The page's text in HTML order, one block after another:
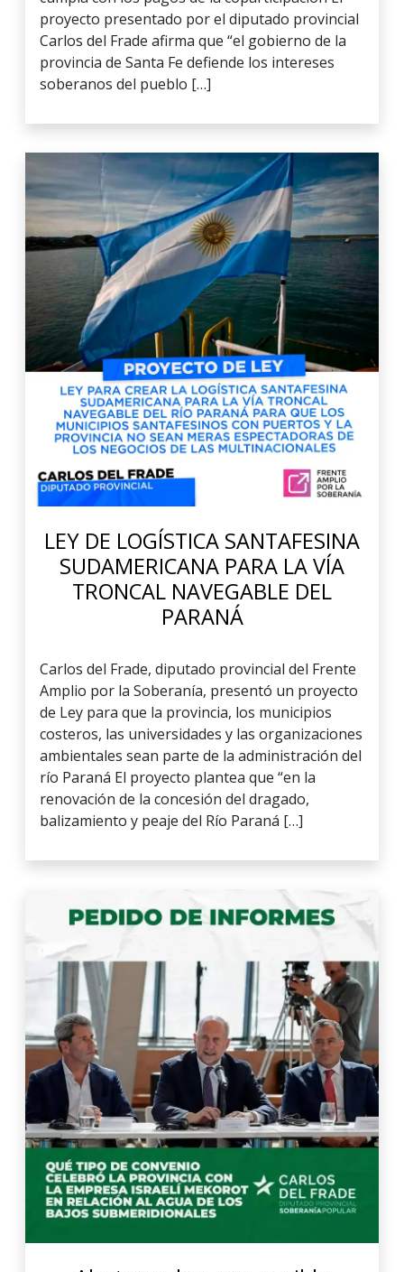
proyecto presentado por el diputado provincial
Carlos del Frade afirma que “el gobierno de la
provincia de Santa Fe defiende los intereses
soberanos del pueblo […]
LEY DE LOGÍSTICA SANTAFESINA
SUDAMERICANA PARA LA VÍA
TRONCAL NAVEGABLE DEL
PARANÁ
Carlos del Frade, diputado provincial del Frente
Amplio por la Soberanía, presentó un proyecto
de Ley para que la provincia, los municipios
costeros, las universidades y las organizaciones
ambientales sean parte de la administración del
río Paraná El proyecto plantea que “en la
renovación de la concesión del dragado,
balizamiento y peaje del Río Paraná […]